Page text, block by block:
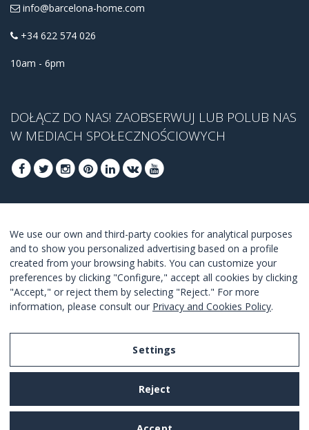
info@barcelona-home.com
+34 622 574 026
10am - 6pm
DOŁĄCZ DO NAS! ZAOBSERWUJ LUB POLUB NAS
W MEDIACH SPOŁECZNOŚCIOWYCH
OFERTĘ
DOŁĄCZ
Akceptujęwarunki korzystania z usługi.
We use our own and third-party cookies for analytical purposes
and to show you personalized advertising based on a profile
created from your browsing habits. You can customize your
preferences by clicking "Configure," accept all cookies by clicking
"Accept," or reject them by selecting "Reject." For more
information, please consult our Privacy and Cookies Policy.
Settings
Reject
Legal Notice
Privacy and Cookies Policy
Terms and Conditions of Use